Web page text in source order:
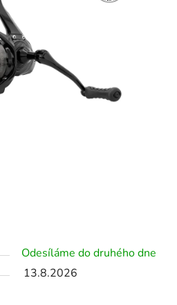
Odesíláme do druhého dne
13.8.2026